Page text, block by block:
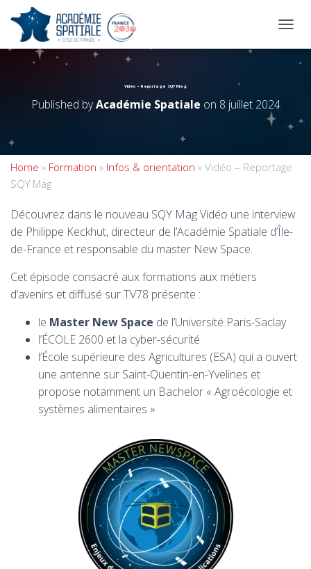
Vidéo – Reportage SQY Mag
Published byAcadémie Spatiale on 8 juillet 2024
Home » Formation » Infos & orientation » Vidéo – Reportage
SQY Mag
Découvrez dans le nouveau SQY Mag Vidéo une interview
de Philippe Keckhut, directeur de l’Académie Spatiale d’Île-
de-France et responsable du master New Space.
Cet épisode consacré aux formations aux métiers
d’avenirs et diffusé sur TV78 présente :
le Master New Space de l’Université Paris-Saclay
l’ÉCOLE 2600 et la cyber-sécurité
l’École supérieure des Agricultures (ESA) qui a ouvert
une antenne sur Saint-Quentin-en-Yvelines et
propose notamment un Bachelor « Agroécologie et
systèmes alimentaires »